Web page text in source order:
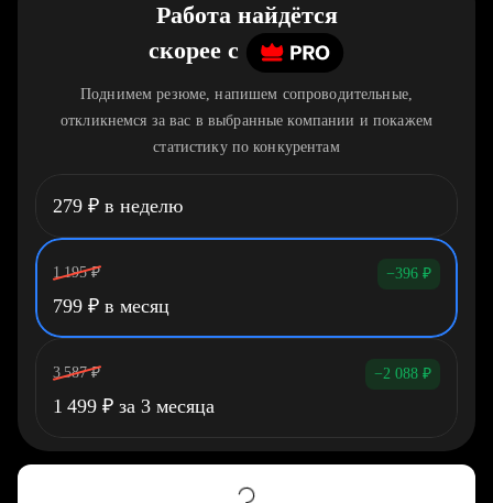
Работа найдётся
скорее c
Поднимем резюме, напишем сопроводительные,
откликнемся за вас в выбранные компании и покажем
статистику по конкурентам
279 ₽ в неделю
1 195 ₽ −396 ₽
799 ₽ в месяц
3 587 ₽ −2 088 ₽
1 499 ₽ за 3 месяца